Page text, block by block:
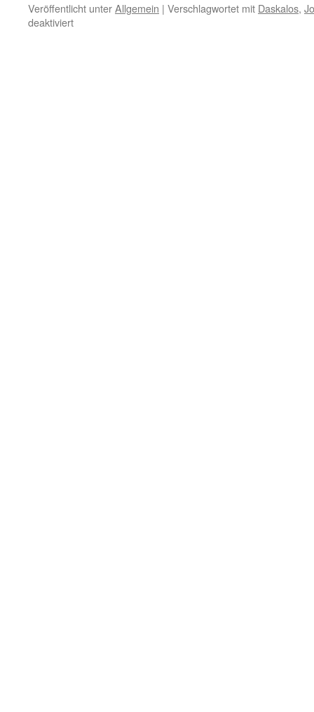
Veröffentlicht unterAllgemein | Verschlagwortet mit Daskalos,
deaktiviertfür